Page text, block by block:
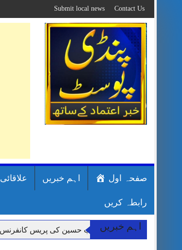
to
content
Contact Us
Submit local news
صفحہ اول اہم خبریں علاقائی
رابطہ کریں
اہم خبریں
کلرسیداں سیدہ زینب حسین کی پریس کانفرنس